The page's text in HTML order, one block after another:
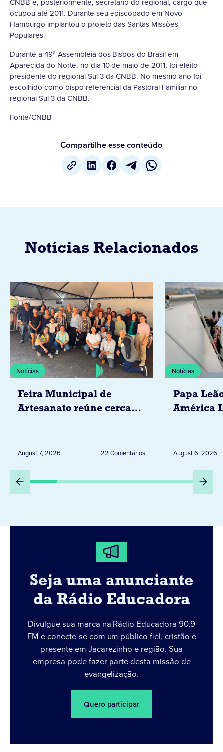
CNBB e, posteriormente, secretário do regional, cargo que
ocupou até 2011. Durante seu episcopado em Novo
Hamburgo implantou o projeto das Santas Missões
Populares.
Durante a 49ª Assembleia dos Bispos do Brasil em
Aparecida do Norte, no dia 10 de maio de 2011, foi eleito
presidente do regional Sul 3 da CNBB. No mesmo ano foi
escolhido como bispo referencial da Pastoral Familiar no
regional Sul 3 da CNBB.
Fonte/CNBB
Compartilhe esse conteúdo
Notícias Relacionados
Notícias
Feira Municipal de
Artesanato reúne cerca
August 7, 2026 22 Comentários
Notícias
Papa
América
Peru
August 6, 2026
Seja uma anunciante
da Rádio Educadora
Divulgue sua marca na Rádio Educadora 90,9
FM e conecte-se com um público fiel, cristão e
presente em Jacarezinho e região. Sua
empresa pode fazer parte desta missão de
evangelização.
Quero participar